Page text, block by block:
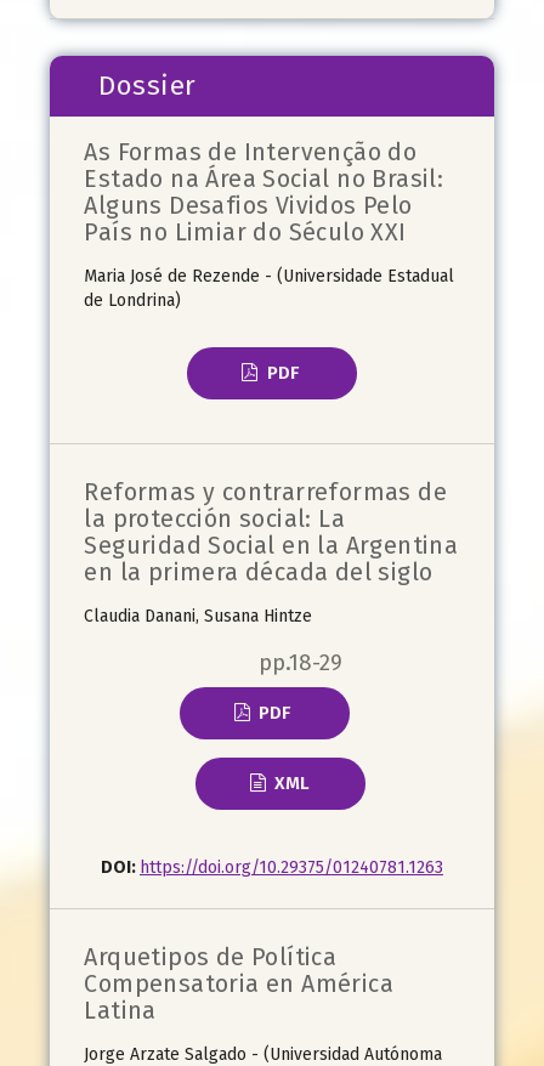
Dossier
As Formas de Intervenção do
Estado na Área Social no Brasil:
Alguns Desafios Vividos Pelo
País no Limiar do Século XXI
Maria José de Rezende - (Universidade Estadual
de Londrina)
PDF
Reformas y contrarreformas de
la protección social: La
Seguridad Social en la Argentina
en la primera década del siglo
Claudia Danani, Susana Hintze
pp.18-29
PDF
XML
DOI: https://doi.org/10.29375/01240781.1263
Arquetipos de Política
Compensatoria en América
Latina
Jorge Arzate Salgado - (Universidad Autónoma